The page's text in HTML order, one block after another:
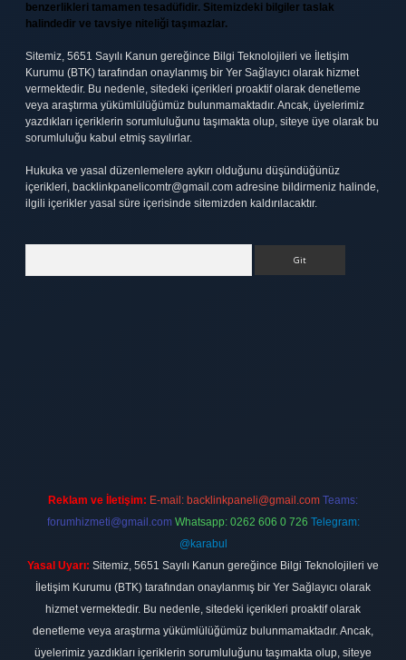
benzerlikleri tamamen tesadüfidir. Sitemizdeki bilgiler taslak
halindedir ve tavsiye niteliği taşımazlar.
Sitemiz, 5651 Sayılı Kanun gereğince Bilgi Teknolojileri ve İletişim
Kurumu (BTK) tarafından onaylanmış bir Yer Sağlayıcı olarak hizmet
vermektedir. Bu nedenle, sitedeki içerikleri proaktif olarak denetleme
veya araştırma yükümlülüğümüz bulunmamaktadır. Ancak, üyelerimiz
yazdıkları içeriklerin sorumluluğunu taşımakta olup, siteye üye olarak bu
sorumluluğu kabul etmiş sayılırlar.
Hukuka ve yasal düzenlemelere aykırı olduğunu düşündüğünüz
içerikleri, backlinkpanelicomtr@gmail.com adresine bildirmeniz halinde,
ilgili içerikler yasal süre içerisinde sitemizden kaldırılacaktır.
Reklam ve İletişim: E-mail: backlinkpaneli@gmail.com Teams:
forumhizmeti@gmail.com Whatsapp: 0262 606 0 726 Telegram:
@karabul
Yasal Uyarı: Sitemiz, 5651 Sayılı Kanun gereğince Bilgi Teknolojileri ve
İletişim Kurumu (BTK) tarafından onaylanmış bir Yer Sağlayıcı olarak
hizmet vermektedir. Bu nedenle, sitedeki içerikleri proaktif olarak
denetleme veya araştırma yükümlülüğümüz bulunmamaktadır. Ancak,
üyelerimiz yazdıkları içeriklerin sorumluluğunu taşımakta olup, siteye